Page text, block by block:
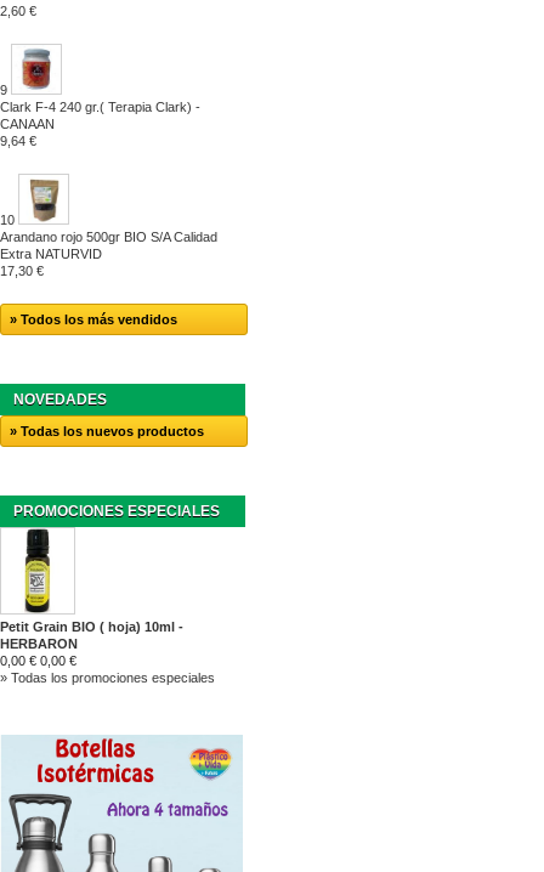
2,60 €
9
Clark F-4 240 gr.( Terapia Clark) -
CANAAN
9,64 €
10
Arandano rojo 500gr BIO S/A Calidad
Extra NATURVID
17,30 €
» Todos los más vendidos
NOVEDADES
» Todas los nuevos productos
PROMOCIONES ESPECIALES
Petit Grain BIO ( hoja) 10ml -
HERBARON
0,00 € 0,00 €
» Todas los promociones especiales